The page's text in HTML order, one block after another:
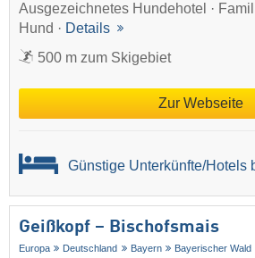
Ausgezeichnetes Hundehotel ·
Hund · Details
500 m zum Skigebiet
Zur Webseite
Günstige Unterkünfte/Hotels
Geißkopf – Bischofsmais
Europa Deutschland Bayern Bayerischer Wald